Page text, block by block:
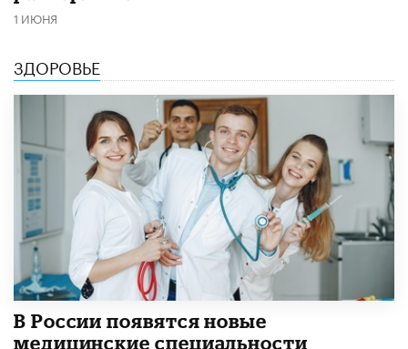
1 ИЮНЯ
ЗДОРОВЬЕ
В России появятся новые
медицинские специальности